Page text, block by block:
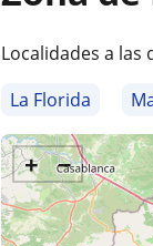
Localidades a las
La Florida
+ −